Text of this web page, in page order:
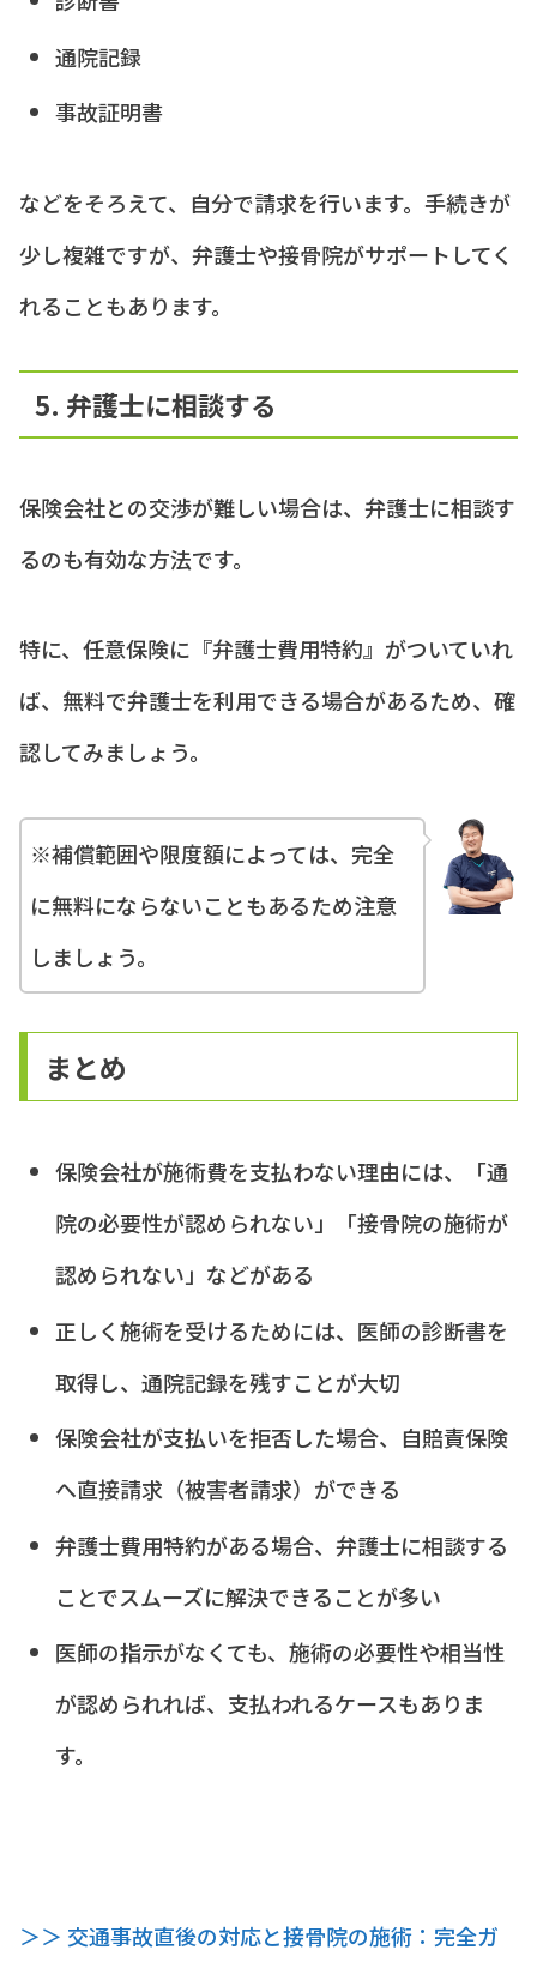
通院記録
事故証明書
などをそろえて、自分で請求を行います。手続きが
少し複雑ですが、弁護士や接骨院がサポートしてく
れることもあります。
5. 弁護士に相談する
保険会社との交渉が難しい場合は、弁護士に相談す
るのも有効な方法です。
特に、任意保険に『弁護士費用特約』がついていれ
ば、無料で弁護士を利用できる場合があるため、確
認してみましょう。
※補償範囲や限度額によっては、完全
に無料にならないこともあるため注意
しましょう。
まとめ
保険会社が施術費を支払わない理由には、「通
院の必要性が認められない」「接骨院の施術が
認められない」などがある
正しく施術を受けるためには、医師の診断書を
取得し、通院記録を残すことが大切
保険会社が支払いを拒否した場合、自賠責保険
へ直接請求（被害者請求）ができる
弁護士費用特約がある場合、弁護士に相談する
ことでスムーズに解決できることが多い
医師の指示がなくても、施術の必要性や相当性
が認められれば、支払われるケースもありま
す。
＞＞ 交通事故直後の対応と接骨院の施術：完全ガ